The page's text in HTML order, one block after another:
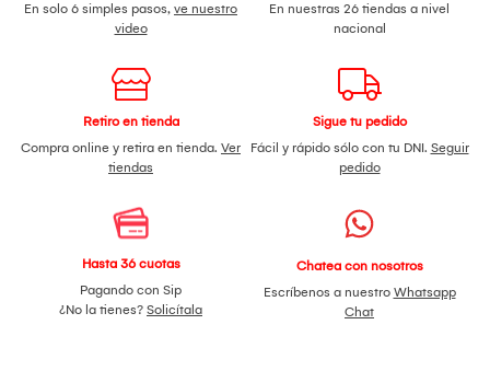
En solo 6 simples pasos, ve nuestro
video
En nuestras 26 tiendas a nivel
nacional
Retiro en tienda
Compra online y retira en tienda. Ver
tiendas
Sigue tu pedido
Fácil y rápido sólo con tu DNI. Seguir
pedido
Hasta 36 cuotas
Pagando con Sip
¿No la tienes? Solicítala
Chatea con nosotros
Escríbenos a nuestro Whatsapp
Chat